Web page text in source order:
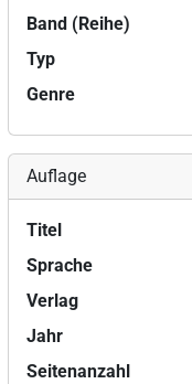
Band (Reihe)
Typ
Genre
Auflage
Titel
Sprache
Verlag
Jahr
Seitenanzahl